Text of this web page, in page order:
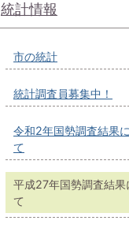
統計情報
市の統計
統計調査員募集中！
令和2年国勢調査結果
て
平成27年国勢調査結果
て